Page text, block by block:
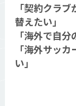
「契約クラ
替えたい」
「海外で自
「海外サッ
い」